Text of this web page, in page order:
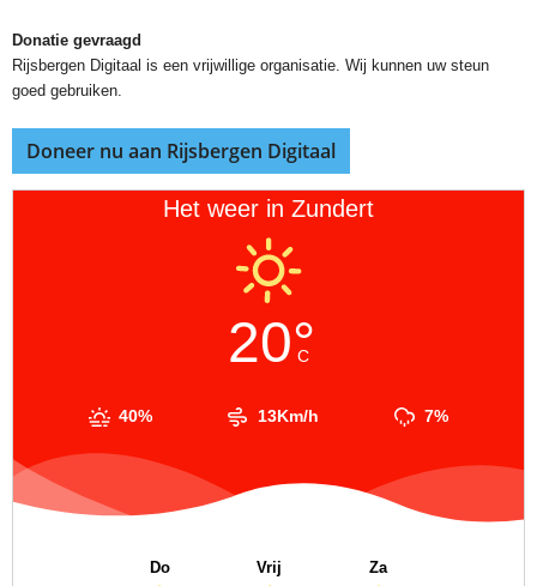
Donatie gevraagd
Rijsbergen Digitaal is een vrijwillige organisatie. Wij kunnen uw steun
goed gebruiken.
Doneer nu aan Rijsbergen Digitaal
Het weer in Zundert
20°
C
40% 13Km/h 7%
Do Vrij Za